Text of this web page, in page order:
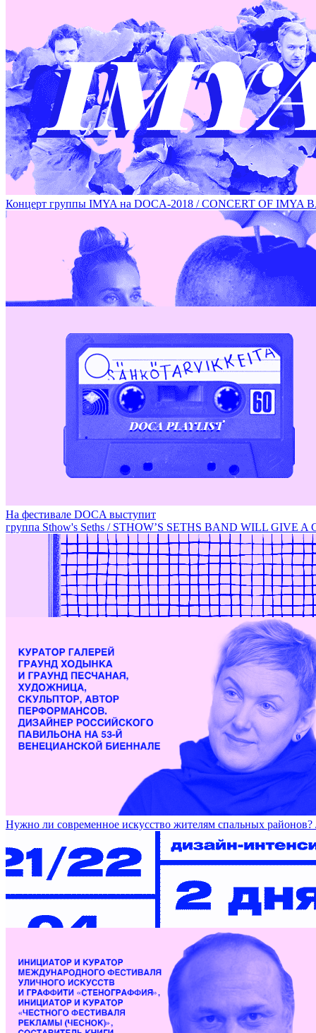
РАБОТЫ ХУДОЖНИЦЫ ОЛЬГИ СОГРИНОЙ НА DOCA-2018 /
Концерт группы IMYA на DOCA-2018 / CONCERT OF IMYA
Фарфоровые инсталляции Дарьи Неретиной / PORCELAIN
На фестивале DOCA выступит
группа Sthow's Seths / STHOW’S SETHS BAND WILL GIVE A
Работы Ани Жёлудь на DOCA / ANYA ZHYOLUD’S WORKS
Нужно ли современное искусство жителям спальных